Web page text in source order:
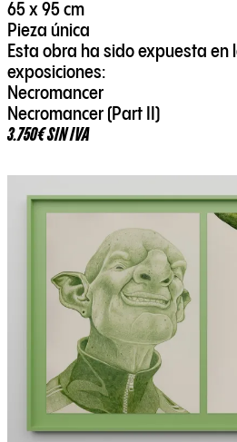
65 x 95 cm
Pieza única
Esta obra ha sido expuesta en
exposiciones:
Necromancer
Necromancer (Part II)
3.750€ SIN IVA